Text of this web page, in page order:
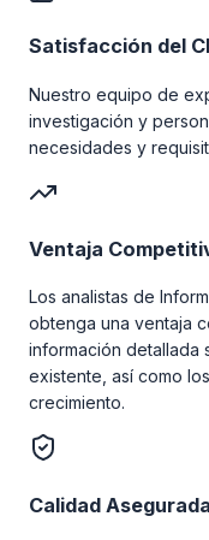
Satisfacción del
Nuestro equipo de
investigación y
necesidades y
Ventaja
Los analistas de
obtenga una ventaja
información detallada
existente, así como
crecimiento.
Calidad Asegurada